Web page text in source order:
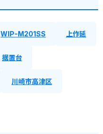
WIP-M201SS 上作延
据置台
川崎市高津区